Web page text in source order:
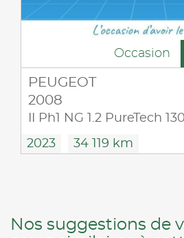
Occasion
PEUGEOT
2008
2023 34 119 km
Nos suggestions de